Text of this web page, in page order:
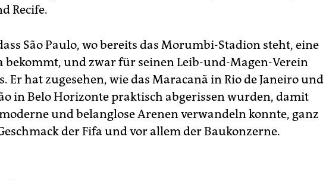
Recife.
São Paulo, wo bereits das Morumbi-Stadion steht, eine
bekommt, und zwar für seinen Leib-und-Magen-Verein
Er hat zugesehen, wie das Maracanã in Rio de Janeiro und
in Belo Horizonte praktisch abgerissen wurden, damit
und belanglose Arenen verwandeln konnte, ganz
der Fifa und vor allem der Baukonzerne.